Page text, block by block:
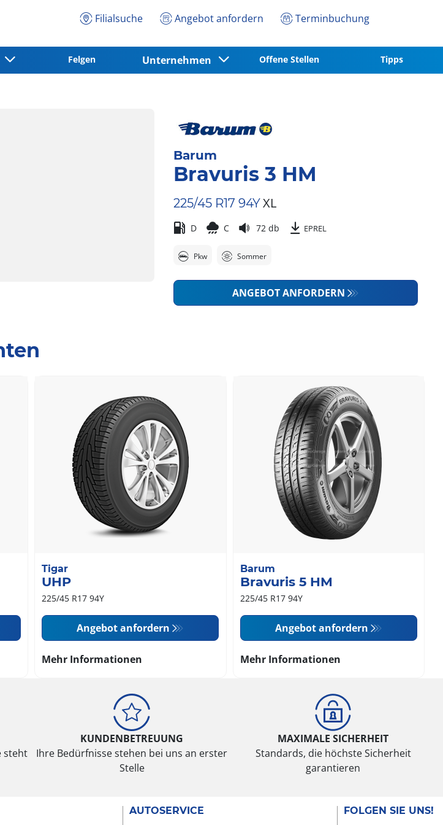
Filialsuche Angebot anfordern Terminbuchung
Felgen Unternehmen Offene Stellen Tipps
Barum
Bravuris 3 HM
225/45 R17 94YXL
D C 72 db EPREL
Pkw Sommer
ANGEBOT ANFORDERN
Tigar
UHP
225/45 R17 94Y
Angebot anfordern
Mehr Informationen
Barum
Bravuris 5 HM
225/45 R17 94Y
Angebot anfordern
Mehr Informationen
steht
KUNDENBETREUUNG
Ihre Bedürfnisse stehen bei uns an erster
Stelle
MAXIMALE SICHERHEIT
Standards, die höchste Sicherheit
garantieren
AUTOSERVICE
FOLGEN SIE UNS!